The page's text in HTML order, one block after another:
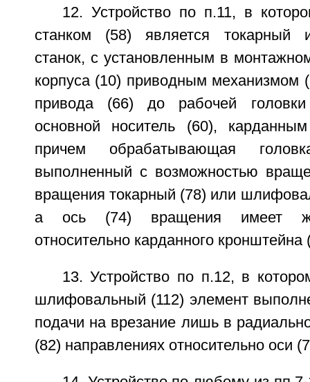
12. Устройство по п.11, в
станком (58) является токарный
станок, с установленным в
корпуса (10) приводным механизмом
привода (66) до рабочей
основной носитель (60),
причем обрабатывающая
выполненный с возможностью
вращения токарный (78) или
а ось (74) вращения имеет
относительно карданного кронштейна
13. Устройство по п.12, в
шлифовальный (112) элемент
подачи на врезание лишь в
(82) направлениях относительно оси